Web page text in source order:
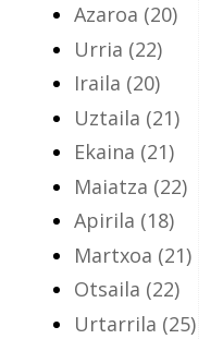
Azaroa (20)
Urria (22)
Iraila (20)
Uztaila (21)
Ekaina (21)
Maiatza (22)
Apirila (18)
Martxoa (21)
Otsaila (22)
Urtarrila (25)